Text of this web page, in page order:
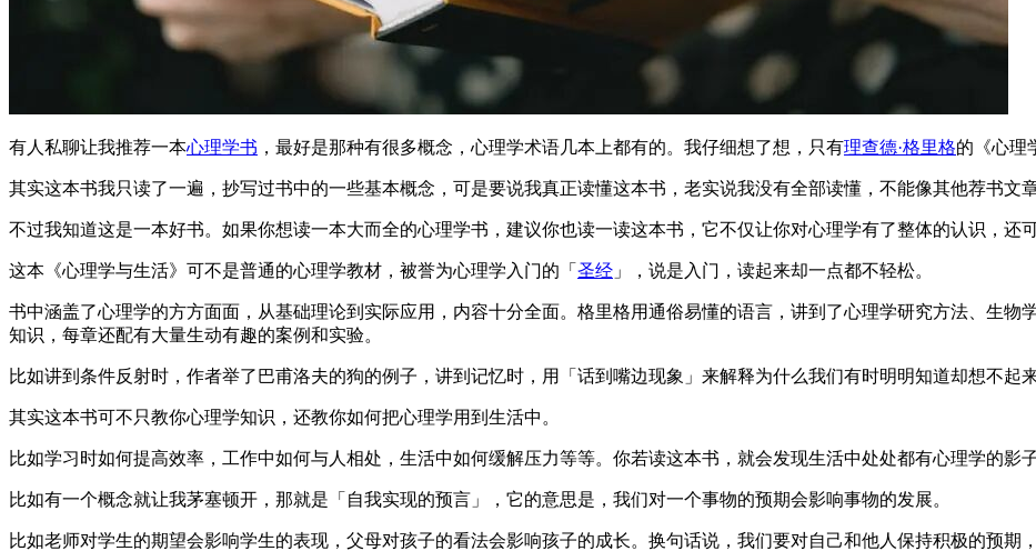
有人私聊让我推荐一本心理学书 ，最好是那种有很多概念，心理学术语几本上都有的。我仔细想了想，只有理查德·格里格的《心理
其实这本书我只读了一遍，抄写过书中的一些基本概念，可是要说我真正读懂这本书，老实说我没有全部读懂，不能像其他荐书文
不过我知道这是一本好书。如果你想读一本大而全的心理学书，建议你也读一读这本书，它不仅让你对心理学有了整体的认识，还
这本《心理学与生活》可不是普通的心理学教材，被誉为心理学入门的「 圣经 」，说是入门，读起来却一点都不轻松。
书中涵盖了心理学的方方面面，从基础理论到实际应用，内容十分全面。格里格用通俗易懂的语言，讲到了心理学研究方法、生物
知识，每章还配有大量生动有趣的案例和实验。
比如讲到条件反射时，作者举了巴甫洛夫的狗的例子，讲到记忆时，用「话到嘴边现象」来解释为什么我们有时明明知道却想不起来
其实这本书可不只教你心理学知识，还教你如何把心理学用到生活中。
比如学习时如何提高效率，工作中如何与人相处，生活中如何缓解压力等等。你若读这本书，就会发现生活中处处都有心理学的影
比如有一个概念就让我茅塞顿开，那就是「自我实现的预言」，它的意思是，我们对一个事物的预期会影响事物的发展。
比如老师对学生的期望会影响学生的表现，父母对孩子的看法会影响孩子的成长。换句话说，我们要对自己和他人保持积极的预期